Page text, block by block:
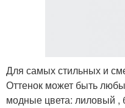
Для самых стильных и
Оттенок может быть
модные цвета: лиловый